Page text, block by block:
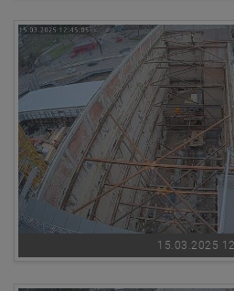
15.03.2025